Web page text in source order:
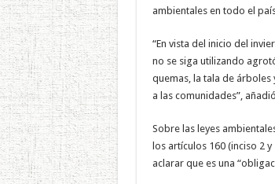
ambientales en todo el
“En vista del inicio del
no se siga utilizando
quemas, la tala de
a las comunidades”,
Sobre las leyes
los artículos 160 (inciso 2
aclarar que es una